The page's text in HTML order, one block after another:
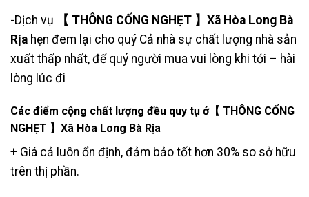
-Dịch vụ
【 THÔNG CỐNG NGHẸT 】Xã Hòa Long Bà
Rịa hẹn đem lại cho quý Cả nhà sự chất lượng nhà sản
xuất thấp nhất, để quý người mua vui lòng khi tới – hài
lòng lúc đi
Các điểm cộng chất lượng đều quy tụ ở【 THÔNG CỐNG
NGHẸT 】Xã Hòa Long Bà Rịa
+ Giá cả luôn ổn định, đảm bảo tốt hơn 30% so sở hữu
trên thị phần.